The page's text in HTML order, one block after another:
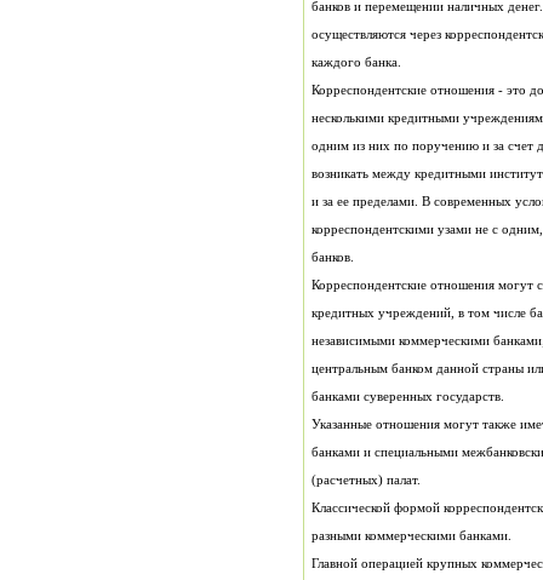
каждого банка.
Корреспондентские отношения - это
возникать между кредитными
банков.
Корреспондентские отношения могут
банками суверенных государств.
(расчетных) палат.
Классической формой
разными коммерческими банками.
Главной операцией крупных